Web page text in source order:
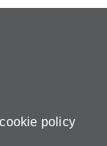
policy